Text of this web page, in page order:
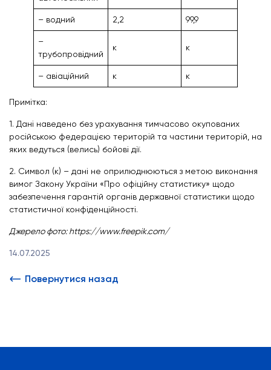
– водний 2,2 99,9
–
трубопровідний
к к
– авіаційний к к
Примітка:
1. Дані наведено без урахування тимчасово окупованих
російською федерацією територій та частини територій, на
яких ведуться (велись) бойові дії.
2. Символ (к) – дані не оприлюднюються з метою виконання
вимог Закону України «Про офіційну статистику» щодо
забезпечення гарантій органів державної статистики щодо
статистичної конфіденційності.
Джерело фото: https://www.freepik.com/
14.07.2025
Повернутися назад